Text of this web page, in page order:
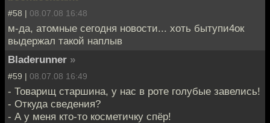
#58 | 08.07.08 16:48
м-да, атомные сегодня новости... хоть бытупи4ок
выдержал такой наплыв
Bladerunner »
#59 | 08.07.08 16:49
- Товарищ старшина, у нас в роте голубые завелись!
- Откуда сведения?
- А у меня кто-то косметичку спёр!